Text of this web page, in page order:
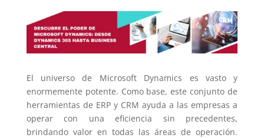
El universo de Microsoft Dynamics es vasto y
enormemente potente. Como base, este conjunto de
herramientas de ERP y CRM ayuda a las empresas a
operar con una eficiencia sin precedentes,
brindando valor en todas las áreas de operación.